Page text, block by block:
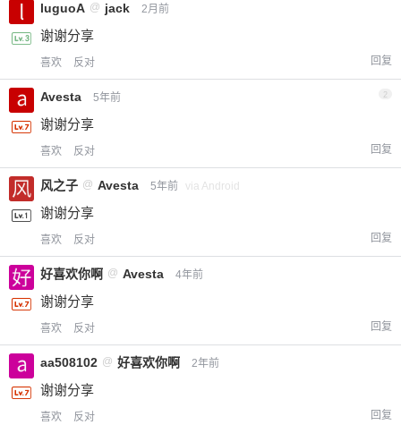
luguoA @ jack 2月前
谢谢分享
喜欢 反对 回复
Avesta 5年前 2
谢谢分享
喜欢 反对 回复
风之子 @ Avesta 5年前 via Android
谢谢分享
喜欢 反对 回复
好喜欢你啊 @ Avesta 4年前
谢谢分享
喜欢 反对 回复
aa508102 @ 好喜欢你啊 2年前
谢谢分享
喜欢 反对 回复